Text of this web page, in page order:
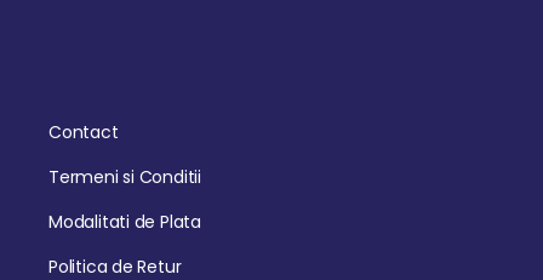
Contact
Termeni si Conditii
Modalitati de Plata
Politica de Retur